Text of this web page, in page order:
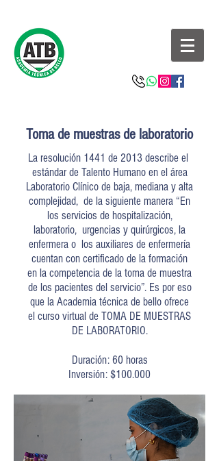
Toma de muestras de laboratorio
La resolución 1441 de 2013 describe el
estándar de Talento Humano en el área
Laboratorio Clínico de baja, mediana y alta
complejidad, de la siguiente manera “En
los servicios de hospitalización,
laboratorio, urgencias y quirúrgicos, la
enfermera o los auxiliares de enfermería
cuentan con certificado de la formación
en la competencia de la toma de muestra
de los pacientes del servicio”. Es por eso
que la Academia técnica de bello ofrece
el curso virtual de TOMA DE MUESTRAS
DE LABORATORIO.
Duración: 60 horas
Inversión: $100.000